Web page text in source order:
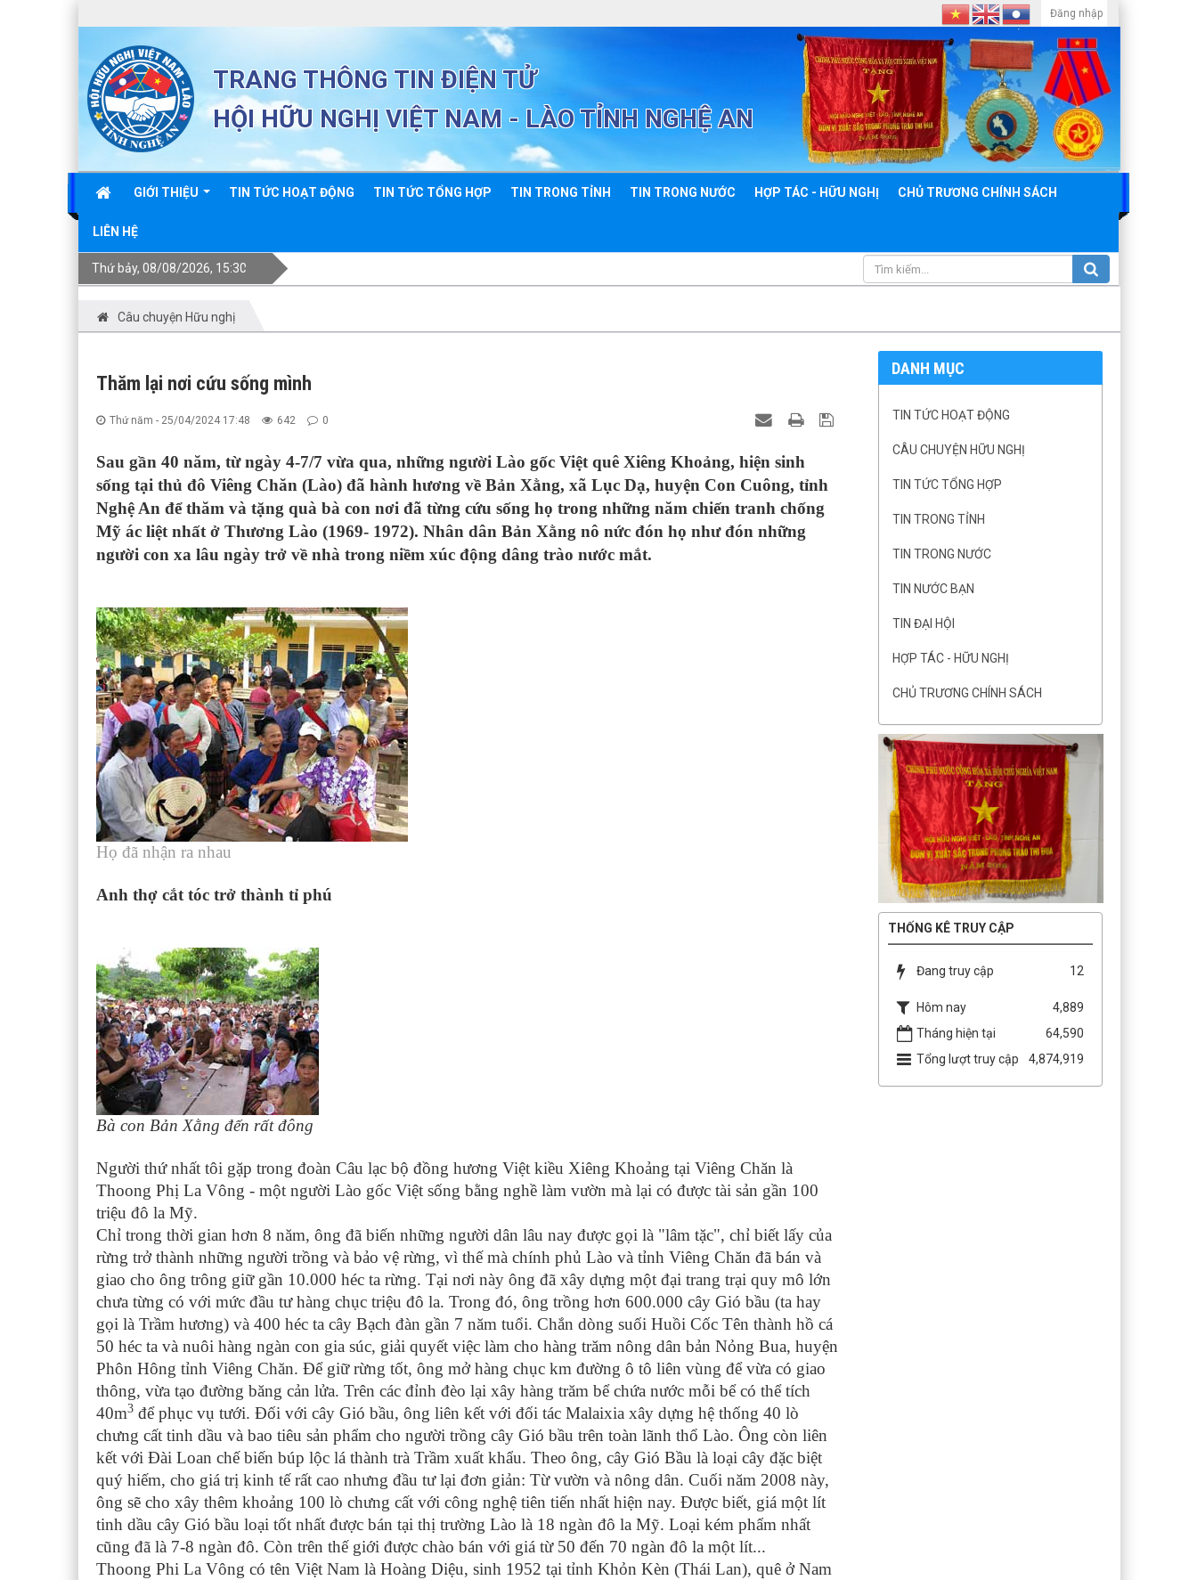
TRANG THÔNG TIN ĐIỆN TỬ
HỘI HỮU NGHỊ VIỆT NAM - LÀO TỈNH NGHỆ AN
GIỚI THIỆU TIN TỨC HOẠT ĐỘNG TIN TỨC TỔNG HỢP TIN TRONG TỈNH TIN TRONG NƯỚC HỢP TÁC - HỮU NGHỊ CHỦ TRƯƠNG CHÍNH SÁCH
LIÊN HỆ
Thứ bảy, 08/08/2026, 15:30
Đăng nhập
Câu chuyện Hữu nghị
Thăm lại nơi cứu sống mình
Thứ năm - 25/04/2024 17:48 642 0
Sau gần 40 năm, từ ngày 4-7/7 vừa qua, những người Lào gốc Việt quê Xiêng Khoảng, hiện sinh
sống tại thủ đô Viêng Chăn (Lào) đã hành hương về Bản Xằng, xã Lục Dạ, huyện Con Cuông, tỉnh
Nghệ An để thăm và tặng quà bà con nơi đã từng cứu sống họ trong những năm chiến tranh chống
Mỹ ác liệt nhất ở Thương Lào (1969- 1972). Nhân dân Bản Xằng nô nức đón họ như đón những
người con xa lâu ngày trở về nhà trong niềm xúc động dâng trào nước mắt.
Họ đã nhận ra nhau
Anh thợ cắt tóc trở thành tỉ phú
Bà con Bản Xằng đến rất đông
Người thứ nhất tôi gặp trong đoàn Câu lạc bộ đồng hương Việt kiều Xiêng Khoảng tại Viêng Chăn là
Thoong Phị La Vông - một người Lào gốc Việt sống bằng nghề làm vườn mà lại có được tài sản gần 100
triệu đô la Mỹ.
Chỉ trong thời gian hơn 8 năm, ông đã biến những người dân lâu nay được gọi là "lâm tặc", chỉ biết lấy của
rừng trở thành những người trồng và bảo vệ rừng, vì thế mà chính phủ Lào và tỉnh Viêng Chăn đã bán và
giao cho ông trông giữ gần 10.000 héc ta rừng. Tại nơi này ông đã xây dựng một đại trang trại quy mô lớn
chưa từng có với mức đầu tư hàng chục triệu đô la. Trong đó, ông trồng hơn 600.000 cây Gió bầu (ta hay
gọi là Trầm hương) và 400 héc ta cây Bạch đàn gần 7 năm tuổi. Chắn dòng suối Huồi Cốc Tên thành hồ cá
50 héc ta và nuôi hàng ngàn con gia súc, giải quyết việc làm cho hàng trăm nông dân bản Nỏng Bua, huyện
Phôn Hông tỉnh Viêng Chăn. Để giữ rừng tốt, ông mở hàng chục km đường ô tô liên vùng để vừa có giao
thông, vừa tạo đường băng cản lửa. Trên các đỉnh đèo lại xây hàng trăm bể chứa nước mỗi bể có thể tích
40m3 để phục vụ tưới. Đối với cây Gió bầu, ông liên kết với đối tác Malaixia xây dựng hệ thống 40 lò
chưng cất tinh dầu và bao tiêu sản phẩm cho người trồng cây Gió bầu trên toàn lãnh thổ Lào. Ông còn liên
kết với Đài Loan chế biến búp lộc lá thành trà Trầm xuất khẩu. Theo ông, cây Gió Bầu là loại cây đặc biệt
quý hiếm, cho giá trị kinh tế rất cao nhưng đầu tư lại đơn giản: Từ vườn và nông dân. Cuối năm 2008 này,
ông sẽ cho xây thêm khoảng 100 lò chưng cất với công nghệ tiên tiến nhất hiện nay. Được biết, giá một lít
tinh dầu cây Gió bầu loại tốt nhất được bán tại thị trường Lào là 18 ngàn đô la Mỹ. Loại kém phẩm nhất
cũng đã là 7-8 ngàn đô. Còn trên thế giới được chào bán với giá từ 50 đến 70 ngàn đô la một lít...
Thoong Phi La Vông có tên Việt Nam là Hoàng Diệu, sinh 1952 tại tỉnh Khỏn Kèn (Thái Lan), quê ở Nam
DANH MỤC
TIN TỨC HOẠT ĐỘNG
CÂU CHUYỆN HỮU NGHỊ
TIN TỨC TỔNG HỢP
TIN TRONG TỈNH
TIN TRONG NƯỚC
TIN NƯỚC BẠN
TIN ĐẠI HỘI
HỢP TÁC - HỮU NGHỊ
CHỦ TRƯƠNG CHÍNH SÁCH
THỐNG KÊ TRUY CẬP
Đang truy cập 12
Hôm nay
4,889
Tháng hiện tại
64,590
Tổng lượt truy cập
4,874,919